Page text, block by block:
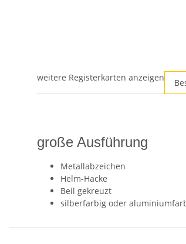
weitere Registerkarten anzeigen
große Ausführung
Metallabzeichen
Helm-Hacke
Beil gekreuzt
silberfarbig oder